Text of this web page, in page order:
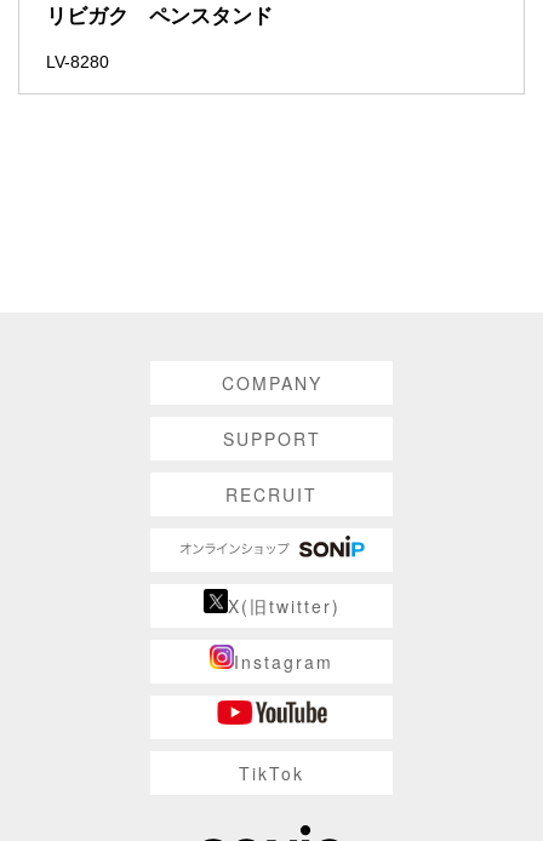
リビガク ペンスタンド
LV-8280
COMPANY
SUPPORT
RECRUIT
X(旧twitter)
Instagram
TikTok